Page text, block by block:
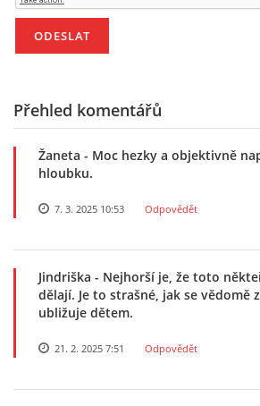
SENZORY PLAY
POLYTECHNICKÉ ČINNOSTI
PORTFÓLIO DÍTĚTE
POKUSY
Přehled komentářů
Žaneta - Moc hezky a objektivně
hloubku.
7. 3. 2025 10:53 Odpovědět
Jindriška - Nejhorší je, že toto
dělají. Je to strašné, jak se vědomě
ubližuje dětem.
21. 2. 2025 7:51 Odpovědět